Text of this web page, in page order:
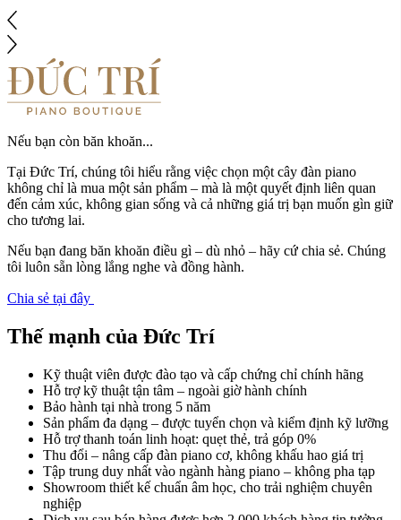
Nếu bạn còn băn khoăn...
Tại Đức Trí, chúng tôi hiểu rằng việc chọn một cây đàn piano
không chỉ là mua một sản phẩm – mà là một quyết định liên quan
đến cảm xúc, không gian sống và cả những giá trị bạn muốn gìn giữ
cho tương lai.
Nếu bạn đang băn khoăn điều gì – dù nhỏ – hãy cứ chia sẻ. Chúng
tôi luôn sẵn lòng lắng nghe và đồng hành.
Chia sẻ tại đây
Thế mạnh của Đức Trí
Kỹ thuật viên được đào tạo và cấp chứng chỉ chính hãng
Hỗ trợ kỹ thuật tận tâm – ngoài giờ hành chính
Bảo hành tại nhà trong 5 năm
Sản phẩm đa dạng – được tuyển chọn và kiểm định kỹ lưỡng
Hỗ trợ thanh toán linh hoạt: quẹt thẻ, trả góp 0%
Thu đổi – nâng cấp đàn piano cơ, không khấu hao giá trị
Tập trung duy nhất vào ngành hàng piano – không pha tạp
Showroom thiết kế chuẩn âm học, cho trải nghiệm chuyên
nghiệp